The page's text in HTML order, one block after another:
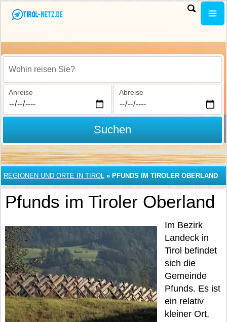
Wohin reisen Sie?
Anreise Abreise
Suchen
REGIONEN UND ORTE IN TIROL » PFUNDS IM TIROLER OBERLAND
Pfunds im Tiroler Oberland
Im Bezirk
Landeck in
Tirol befindet
sich die
Gemeinde
Pfunds. Es ist
ein relativ
kleiner Ort,